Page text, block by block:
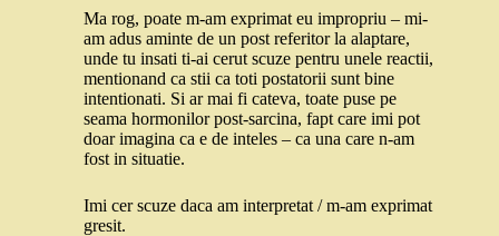
Ma rog, poate m-am exprimat eu impropriu – mi-
am adus aminte de un post referitor la alaptare,
unde tu insati ti-ai cerut scuze pentru unele reactii,
mentionand ca stii ca toti postatorii sunt bine
intentionati. Si ar mai fi cateva, toate puse pe
seama hormonilor post-sarcina, fapt care imi pot
doar imagina ca e de inteles – ca una care n-am
fost in situatie.
Imi cer scuze daca am interpretat / m-am exprimat
gresit.